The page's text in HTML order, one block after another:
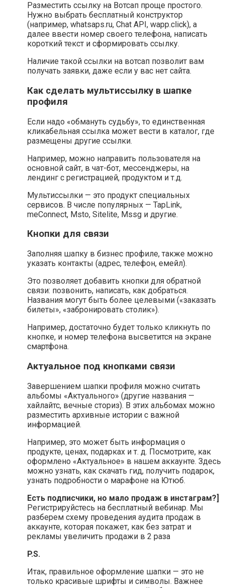
Разместить ссылку на Вотсап проще простого.
Нужно выбрать бесплатный конструктор
(например, whatsaps.ru, Chat API, wapp.click), а
далее ввести номер своего телефона, написать
короткий текст и сформировать ссылку.
Наличие такой ссылки на вотсап позволит вам
получать заявки, даже если у вас нет сайта.
Как сделать мультиссылку в шапке
профиля
Если надо «обмануть судьбу», то единственная
кликабельная ссылка может вести в каталог, где
размещены другие ссылки.
Например, можно направить пользователя на
основной сайт, в чат-бот, мессенджеры, на
лендинг с регистрацией, продуктом и т.д.
Мультиссылки — это продукт специальных
сервисов. В числе популярных — TapLink,
meConnect, Msto, Sitelite, Mssg и другие.
Кнопки для связи
Заполняя шапку в бизнес профиле, также можно
указать контакты (адрес, телефон, емейл).
Это позволяет добавить кнопки для обратной
связи: позвонить, написать, как добраться.
Названия могут быть более целевыми («заказать
билеты», «забронировать столик»).
Например, достаточно будет только кликнуть по
кнопке, и номер телефона высветится на экране
смартфона.
Актуальное под кнопками связи
Завершением шапки профиля можно считать
альбомы «Актуального» (другие названия —
хайлайтс, вечные сториз). В этих альбомах можно
разместить архивные истории с важной
информацией.
Например, это может быть информация о
продукте, ценах, подарках и т. д. Посмотрите, как
оформлено «Актуальное» в нашем аккаунте. Здесь
можно узнать, как скачать гид, получить подарок,
узнать подробности о марафоне на Ютюб.
Есть подписчики, но мало продаж в инстаграм?]
Регистрируйстесь на бесплатный вебинар. Мы
разберем схему проведения аудита продаж в
аккаунте, которая покажет, как без затрат и
рекламы увеличить продажи в 2 раза
P.S.
Итак, правильное оформление шапки — это не
только красивые шрифты и символы. Важнее